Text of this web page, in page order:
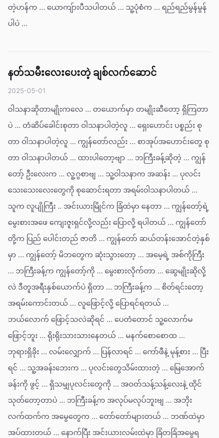
တဲ့ဟန်က … ယောကျ်ားပီသပါတယ် … သူ့ပုံစံက … ရည်ရည်မွန်မွန်
ပါပဲ …
နတ်သမီးလေးပေးတဲ့ ချစ်လက်ဆောင်
2025-05-01
ဝါသနာဆိုတာမျိုးကလေ … တယောက်မှာ တမျိုးဆီတော့ ရှိကြတာ
ပဲ … တံဆိပ်ခေါင်းစုတာ ဝါသနာပါတဲ့လူ … ရှေးဟောင်း ပစ္စည်း စု
တာ ဝါသနာပါတဲ့လူ … ကျွန်တော်လည်း … စာအုပ်အဟောင်းတွေ စု
တာ ဝါသနာပါတယ် … ထားပါတော့ဗျာ … ဘကြီးခန့်ဆိုတဲ့ … ကျွန်
တော့် ဦးလေးက … လူ့ဂွစာဗျ … သူ့ဝါသနာက အဆန်း … ပုလင်း
သေးသေးလေးတွေကို စုဆောင်းရတာ အရမ်းဝါသနာပါတယ် …
သူက လူပျိုကြီး .. အင်းယားမြိုင်က ခြံထဲမှာ နေတာ … ကျွန်တော့်ရဲ့
မွေးစားအဖေ ကျေးဇူးရှင်လို့လည်း ပြောလို့ ရပါတယ် … ကျွန်တော်
တို့က ပြည် ပေါင်းတည် ဇာတိ … ကျွန်တော် ဆယ်တန်းအောင်တဲ့နှစ်
မှာ … ကျွန်တော့် မိဘတွေက ဆုံးသွားတော့ … အမေ့ရဲ့ အစ်ကိုကြီး
… ဘကြီးခန့်က ကျွန်တော့်ကို … မွေးစားလိုက်တာ … ဆွေမျိုးဆိုလို့
လဲ ဒီတူအရီးနှစ်ယောက်ပဲ ရှိတာ … ဘကြီးခန့်က … စိတ်ရင်းတော့
အရမ်းကောင်းတယ် … လူဖြောင့်လို့ ပြောရင်ရတယ် …
ဘယ်လောက် ဖြောင့်သလဲဆိုရင် … ပေတံတောင် သူ့လောက်မ
ဖြောင့်ဘူး … ရိုးရိုးသားသားနေတယ် … မနက်စောစောထ …
ဘုရားရှိခိုး … လမ်းလျှောက် … ပြန်လာရင် … ကော်ဖီနဲ့ မုန့်စား … ပြီး
ရင် … သူ့အခန်းဘေးက … ပုလင်းတွေသိမ်းထားတဲ့ … မြေအောက်
ခန်းကို ဖွင့် … ရှိသမျှပုလင်းတွေကို … အဝတ်သန့်သန့်လေးနဲ့ ထိုင်
သုတ်တော့တာပဲ … ဘကြီးခန့်က အလုပ်မလုပ်ဘူးဗျ … အဘိုး
လက်ထက်က အမွေတွေက … တော်တော်များတယ် … ဘဏ်ထဲမှာ
အပ်ထားတယ် … နောက်ပြီး အင်းယားလမ်းထဲမှာ ခြံတခြံအမွေရ